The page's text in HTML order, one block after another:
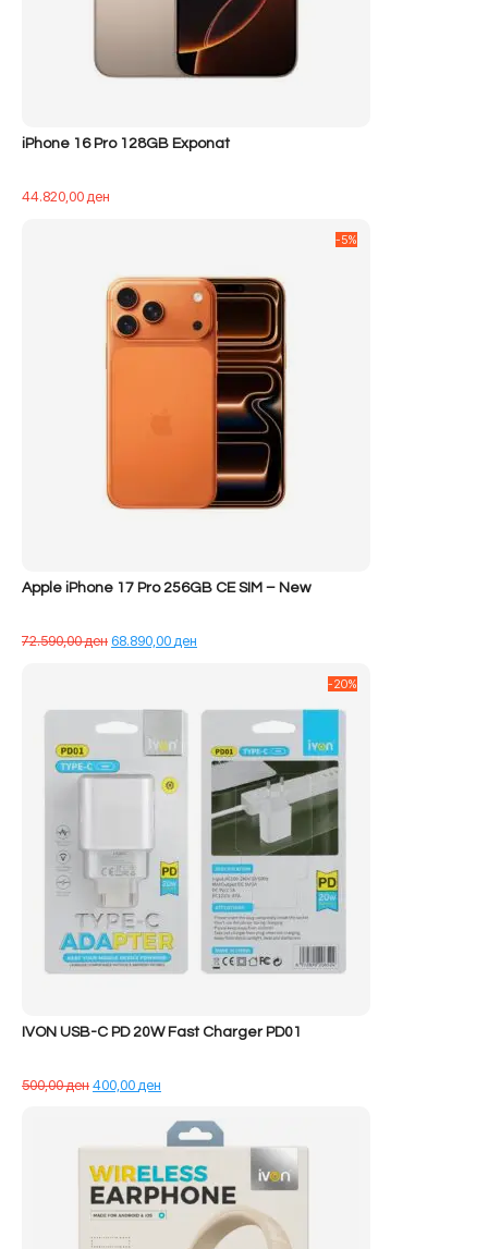
iPhone 16 Pro 128GB Exponat
44.820,00ден
Apple iPhone 17 Pro 256GB CE SIM – New
72.590,00денÇmimi
68.890,00ден
68.890,00 ден.
-5%
IVON USB-C PD 20W Fast Charger PD01
500,00денÇmimi
400,00ден
tanishëm
është:
-20%